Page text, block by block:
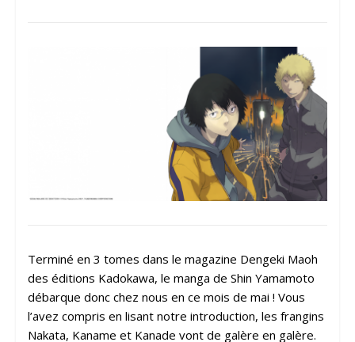
Terminé en 3 tomes dans le magazine Dengeki Maoh
des éditions Kadokawa, le manga de Shin Yamamoto
débarque donc chez nous en ce mois de mai ! Vous
l’avez compris en lisant notre introduction, les frangins
Nakata, Kaname et Kanade vont de galère en galère.